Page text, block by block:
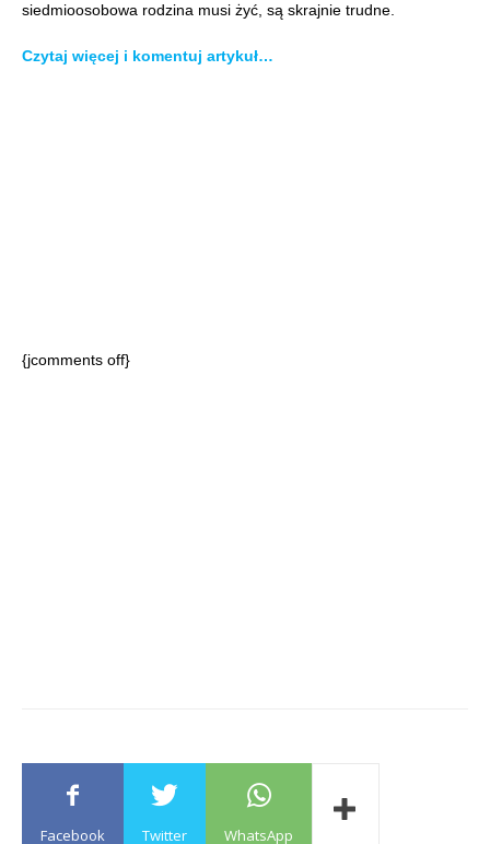
siedmioosobowa rodzina musi żyć, są skrajnie trudne.
Czytaj więcej i komentuj artykuł…
{jcomments off}
Facebook Twitter WhatsApp